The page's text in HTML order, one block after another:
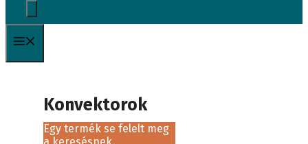
Konvektorok
Egy termék se felelt meg